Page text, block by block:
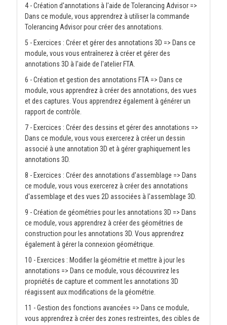
4 - Création d'annotations à l'aide de Tolerancing Advisor =>
Dans ce module, vous apprendrez à utiliser la commande
Tolerancing Advisor pour créer des annotations.
5 - Exercices : Créer et gérer des annotations 3D => Dans ce
module, vous vous entraînerez à créer et gérer des
annotations 3D à l'aide de l'atelier FTA.
6 - Création et gestion des annotations FTA => Dans ce
module, vous apprendrez à créer des annotations, des vues
et des captures. Vous apprendrez également à générer un
rapport de contrôle.
7 - Exercices : Créer des dessins et gérer des annotations =>
Dans ce module, vous vous exercerez à créer un dessin
associé à une annotation 3D et à gérer graphiquement les
annotations 3D.
8 - Exercices : Créer des annotations d'assemblage => Dans
ce module, vous vous exercerez à créer des annotations
d'assemblage et des vues 2D associées à l'assemblage 3D.
9 - Création de géométries pour les annotations 3D => Dans
ce module, vous apprendrez à créer des géométries de
construction pour les annotations 3D. Vous apprendrez
également à gérer la connexion géométrique.
10 - Exercices : Modifier la géométrie et mettre à jour les
annotations => Dans ce module, vous découvrirez les
propriétés de capture et comment les annotations 3D
réagissent aux modifications de la géométrie.
11 - Gestion des fonctions avancées => Dans ce module,
vous apprendrez à créer des zones restreintes, des cibles de